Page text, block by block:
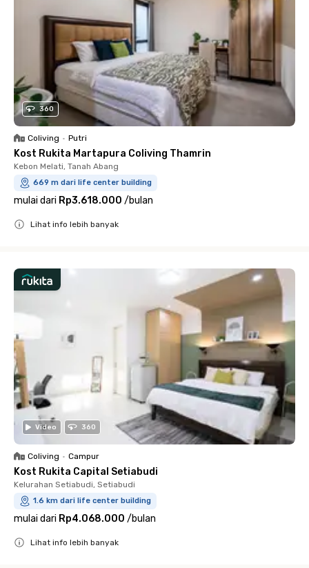
360
Coliving • Putri
Kost Rukita Martapura Coliving Thamrin
Kebon Melati, Tanah Abang
669 m dari life center building
mulai dari Rp3.618.000 /bulan
Lihat info lebih banyak
Video 360
Coliving • Campur
Kost Rukita Capital Setiabudi
Kelurahan Setiabudi, Setiabudi
1.6 km dari life center building
mulai dari Rp4.068.000 /bulan
Lihat info lebih banyak